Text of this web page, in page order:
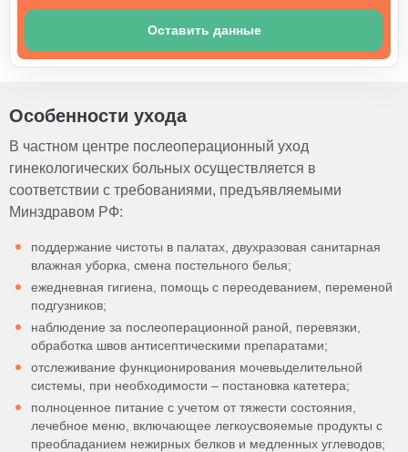
Оставить данные
Особенности ухода
В частном центре послеоперационный уход
гинекологических больных осуществляется в
соответствии с требованиями, предъявляемыми
Минздравом РФ:
поддержание чистоты в палатах, двухразовая санитарная
влажная уборка, смена постельного белья;
ежедневная гигиена, помощь с переодеванием, переменой
подгузников;
наблюдение за послеоперационной раной, перевязки,
обработка швов антисептическими препаратами;
отслеживание функционирования мочевыделительной
системы, при необходимости – постановка катетера;
полноценное питание с учетом от тяжести состояния,
лечебное меню, включающее легкоусвояемые продукты с
преобладанием нежирных белков и медленных углеводов;